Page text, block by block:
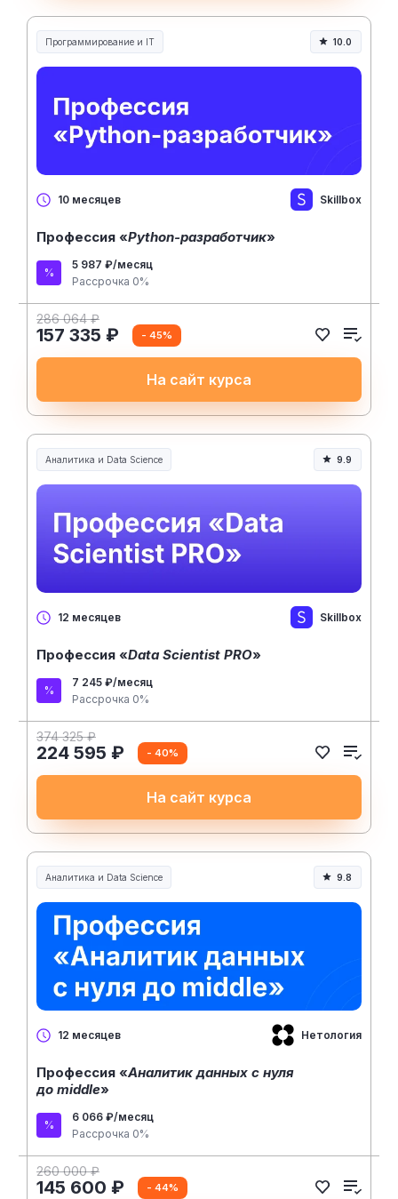
Программирование и IT 10.0
10 месяцев Skillbox
Профессия «Python-разработчик»
5 987 ₽/месяц
Рассрочка 0%
286 064 ₽
157 335 ₽ - 45%
На сайт курса
Аналитика и Data Science 9.9
12 месяцев Skillbox
Профессия «Data Scientist PRO»
7 245 ₽/месяц
Рассрочка 0%
374 325 ₽
224 595 ₽ - 40%
На сайт курса
Аналитика и Data Science 9.8
12 месяцев Нетология
Профессия «Аналитик данных с нуля
до middle»
6 066 ₽/месяц
Рассрочка 0%
260 000 ₽
145 600 ₽ - 44%